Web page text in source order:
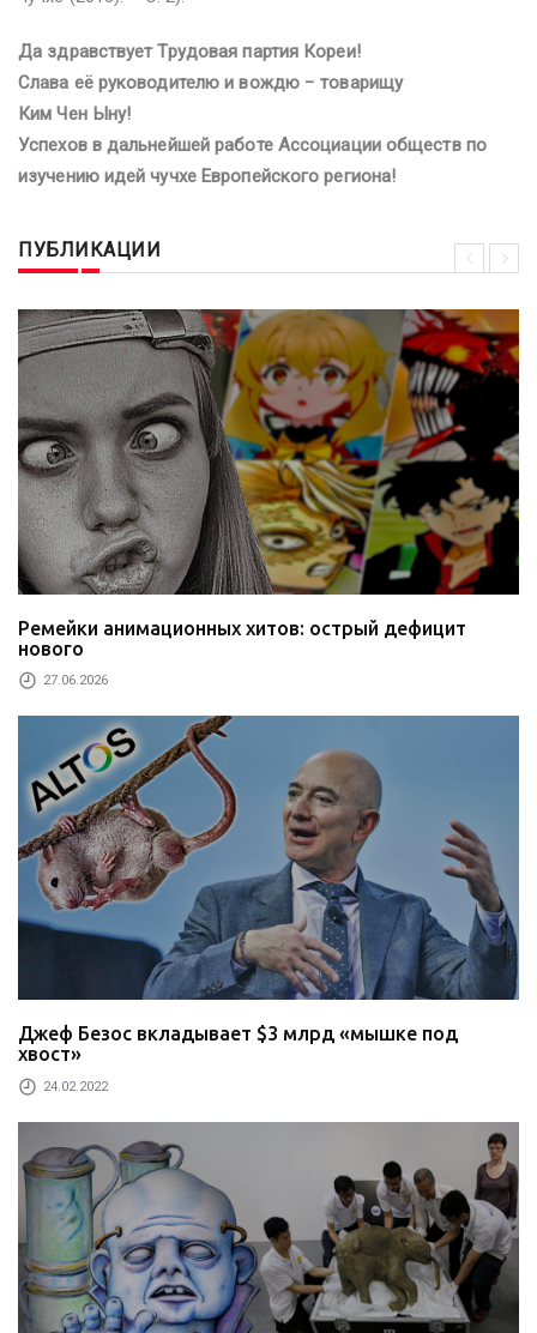
Да здравствует Трудовая партия Кореи!
Слава её руководителю и вождю − товарищу
Ким Чен Ыну!
Успехов в дальнейшей работе Ассоциации обществ по
изучению идей чучхе Европейского региона!
ПУБЛИКАЦИИ
Ремейки анимационных хитов: острый дефицит
нового
27.06.2026
Джеф Безос вкладывает $3 млрд «мышке под
хвост»
24.02.2022